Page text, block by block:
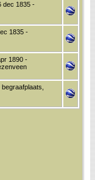
dec 1835 -
1835 -
1890 -
begraafplaats,